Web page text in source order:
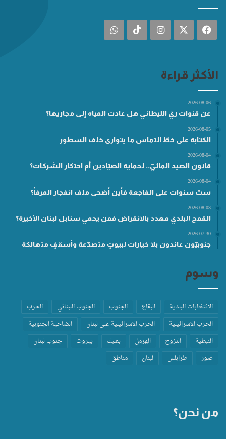
فيسبوك انستقرام ‫TikTokواتساب
الأكثر قراءة
2026-08-06
عن قنوات ريّ الليطاني هل عادت المياه إلى مجاريها؟
2026-08-05
الكتابة على خطّ التماس ما يتوارى خلف السطور
2026-08-04
قانون الصيد المائيّ.. لحماية الصيّادين أم احتكار الشركات؟
2026-08-04
ستّ سنوات على الفاجعة فأين أضحى ملف انفجار المرفأ؟
2026-08-03
القمح البلديّ مهدد بالانقراض فمن يحمي سنابل لبنان الأخيرة؟
2026-07-30
جنوبيّون عائدون بلا خيارات لبيوتٍ متصدّعة وأسقفٍ متهالكة
وسوم
الانتخابات البلدية البقاع الجنوب الجنوب اللبناني
الحرب
الحرب الاسرائيلية
الحرب الاسرائيلية على لبنان
الضاحية الجنوبية
النبطية
النزوح الهرمل بعلبك بيروت
جنوب لبنان
صور
طرابلس لبنان مناطق
من نحن؟